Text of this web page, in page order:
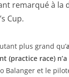
remarqué à la
Cup.
plus grand qu’
(practice race)
Balanger et le